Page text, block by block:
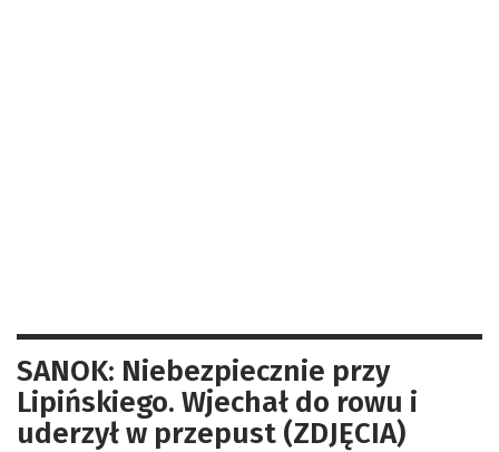
SANOK: Niebezpiecznie przy
Lipińskiego. Wjechał do rowu i
uderzył w przepust (ZDJĘCIA)